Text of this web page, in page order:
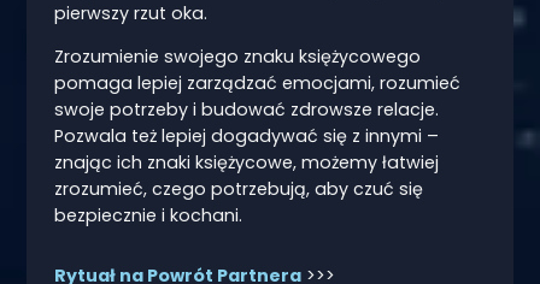
pierwszy rzut oka.
Zrozumienie swojego znaku księżycowego
pomaga lepiej zarządzać emocjami, rozumieć
swoje potrzeby i budować zdrowsze relacje.
Pozwala też lepiej dogadywać się z innymi –
znając ich znaki księżycowe, możemy łatwiej
zrozumieć, czego potrzebują, aby czuć się
bezpiecznie i kochani.
Rytuał na Powrót Partnera>>>